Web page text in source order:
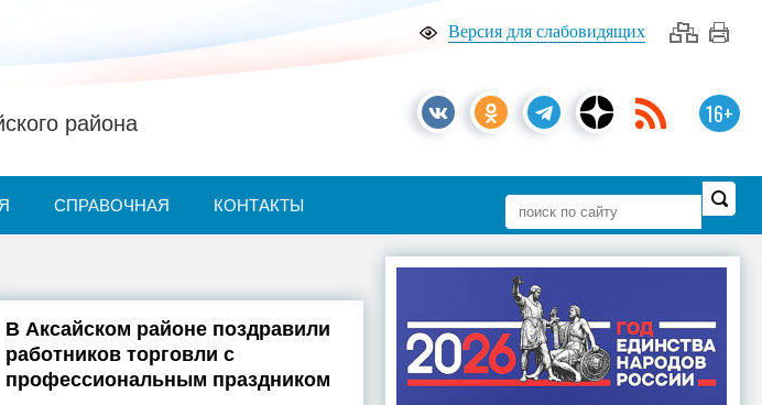
Версия для слабовидящих
16+
района
СПРАВОЧНАЯ КОНТАКТЫ
В Аксайском районе поздравили
работников торговли с
профессиональным праздником